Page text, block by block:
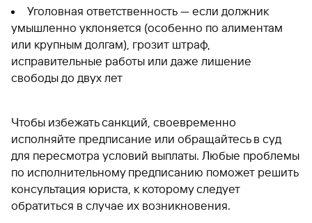
Уголовная ответственность — если должник
умышленно уклоняется (особенно по алиментам
или крупным долгам), грозит штраф,
исправительные работы или даже лишение
свободы до двух лет
Чтобы избежать санкций, своевременно
исполняйте предписание или обращайтесь в суд
для пересмотра условий выплаты. Любые проблемы
по исполнительному предписанию поможет решить
консультация юриста, к которому следует
обратиться в случае их возникновения.